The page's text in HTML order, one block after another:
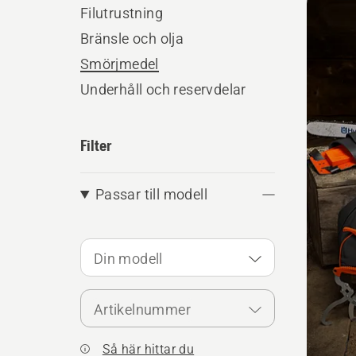
Filutrustning
Bränsle och olja
Smörjmedel
Underhåll och reservdelar
Filter
Passar till modell
Din modell
Artikelnummer
Så här hittar du